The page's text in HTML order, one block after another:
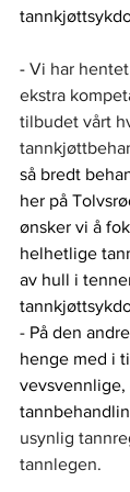
- Vi har
ekstra
tilbudet vårt
så bredt
her på
ønsker vi å
helhetlige
av hull i
- På den
henge med i
vevsvennlige,
usynlig
tannlegen.